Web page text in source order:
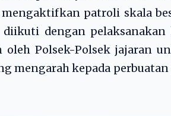
patroli skala
dengan
oleh Polsek-Polsek jajaran
mengarah kepada